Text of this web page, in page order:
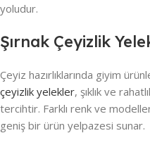
yoludur.
Şırnak Çeyizlik
Çeyiz hazırlıklarında giyim
çeyizlik yelekler, şıklık ve
tercihtir. Farklı renk ve
geniş bir ürün yelpazesi sunar.